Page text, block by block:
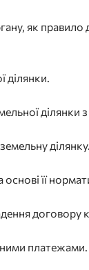
як
ділянки.
ділянки
ділянку.
основі її
договору
платежами.